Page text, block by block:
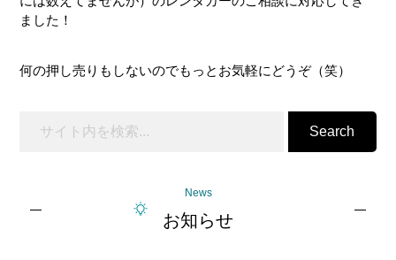
ました！
何の押し売りもしないのでもっとお気軽にどうぞ（笑）
Search
News
お知らせ